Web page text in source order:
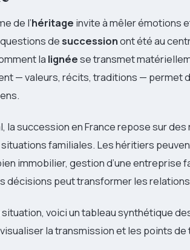
de l’héritage invite à mêler émotions
desuccessionont été au
la lignéese transmet
— valeurs, récits, traditions — permet
la succession en France repose sur
situations familiales. Les héritiers
immobilier, gestion d’une
décisions peut transformer les
voici un tableau synthétique
la transmission et les points de